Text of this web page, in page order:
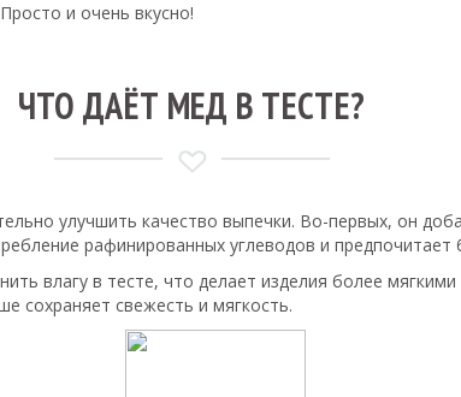
и очень вкусно!
ЧТО ДАЁТ МЕД В ТЕСТЕ?
улучшить качество выпечки. Во-первых, он
рафинированных углеводов и
влагу в тесте, что делает изделия более
сохраняет свежесть и мягкость.